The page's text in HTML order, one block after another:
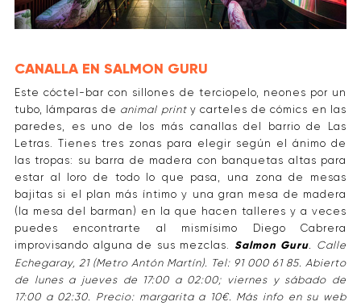
CANALLA EN SALMON GURU
Este cóctel-bar con sillones de terciopelo, neones por un
tubo, lámparas de animal printy carteles de cómics en las
paredes, es uno de los más canallas del barrio de Las
Letras. Tienes tres zonas para elegir según el ánimo de
las tropas: su barra de madera con banquetas altas para
estar al loro de todo lo que pasa, una zona de mesas
bajitas si el plan más íntimo y una gran mesa de madera
(la mesa del barman) en la que hacen talleres y a veces
puedes encontrarte al mismísimo Diego Cabrera
improvisando alguna de sus mezclas. Salmon Guru . Calle
Echegaray, 21 (Metro Antón Martín). Tel: 91 000 61 85. Abierto
de lunes a jueves de 17:00 a 02:00; viernes y sábado de
17:00 a 02:30. Precio: margarita a 10€. Más info en su web